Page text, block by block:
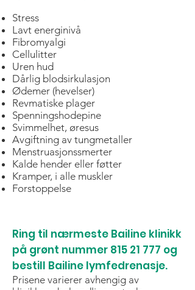
Stress
Lavt energinivå
Fibromyalgi
Cellulitter
Uren hud
Dårlig blodsirkulasjon
Ødemer (hevelser)
Revmatiske plager
Spenningshodepine
Svimmelhet, øresus
Avgiftning av tungmetaller
Menstruasjonssmerter
Kalde hender eller føtter
Kramper, i alle muskler
Forstoppelse
Ring til nærmeste Bailine klinikk
på grønt nummer 815 21 777 og
bestill Bailine lymfedrenasje.
Prisene varierer avhengig av